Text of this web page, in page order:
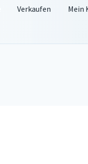
Verkaufen Mein